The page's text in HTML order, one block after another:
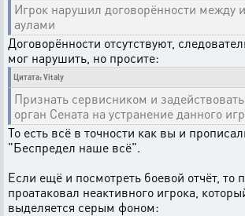
Игрок нарушил договорённости между
аулами
Договорённости отсутствуют,
мог нарушить, но просите:
Цитата: Vitaly
Признать сервисником и
орган Сената на устранение данного
То есть всё в точности как вы и
"Беспредел наше всё".
Если ещё и посмотреть боевой отчёт, то
проатаковал неактивного игрока,
выделяется серым фоном: